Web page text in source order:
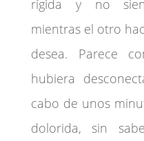
rígida y no
mientras el otro
desea. Parece
hubiera
cabo de unos
dolorida, sin